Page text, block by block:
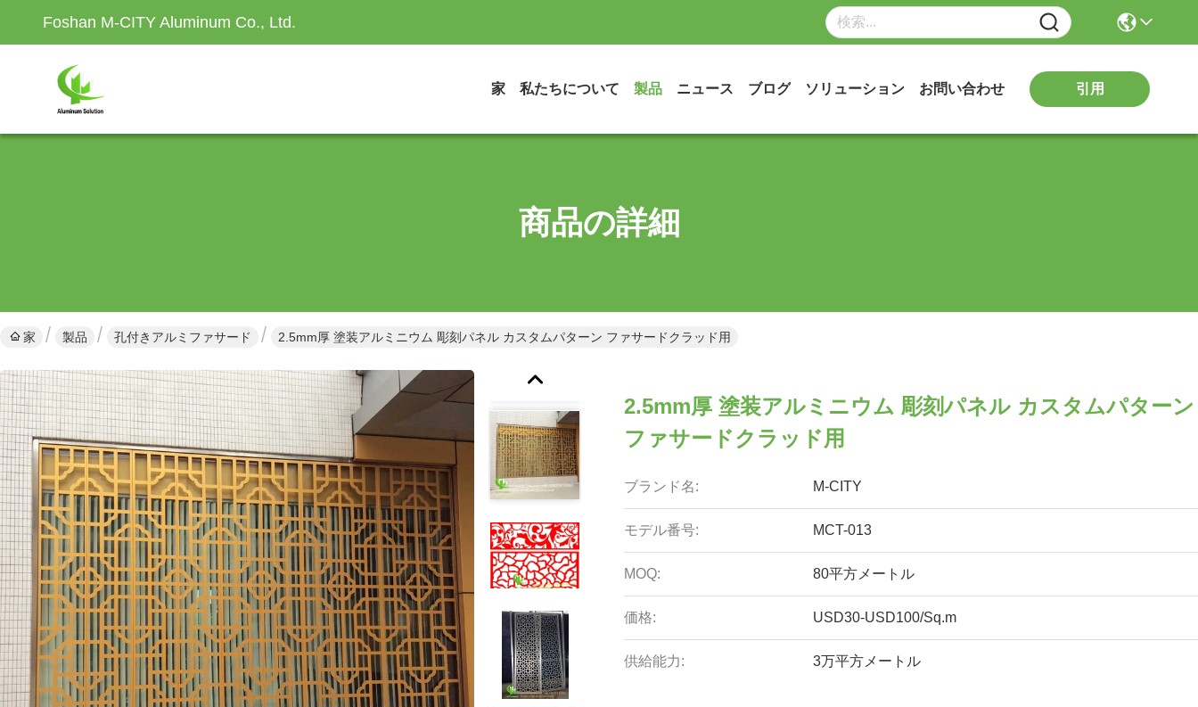
Foshan M-CITY Aluminum Co., Ltd.
家 私たちについて 製品 ニュース ブログ ソリューション お問い合わせ 引用
商品の詳細
家 製品 孔付きアルミファサード 2.5mm厚 塗装アルミニウム 彫刻パネル カスタムパターン ファサードクラッド用
2.5mm厚 塗装アルミニウム 彫刻パネル カスタムパターン
ファサードクラッド用
ブランド名: M-CITY
モデル番号: MCT-013
MOQ: 80平方メートル
価格: USD30-USD100/Sq.m
供給能力: 3万平方メートル